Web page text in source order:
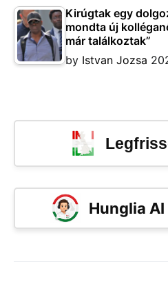
Kirúgtak egy
mondta új
már találkoztak”
by Istvan Jozsa
Hunglia